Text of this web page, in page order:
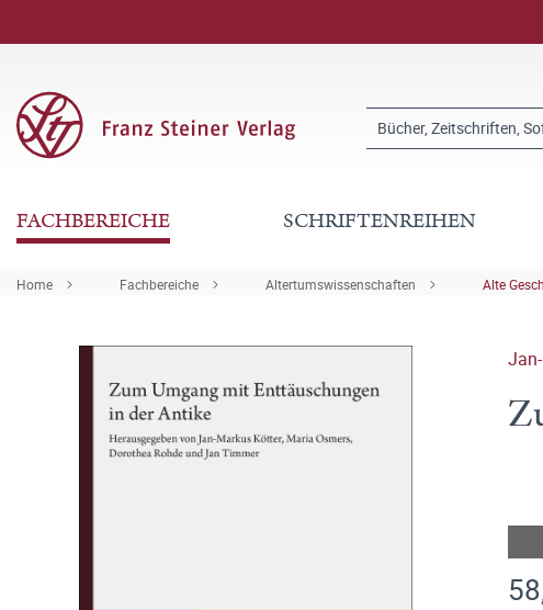
FACHBEREICHE SCHRIFTENREIHEN
Home Fachbereiche Altertumswissenschaften Alte